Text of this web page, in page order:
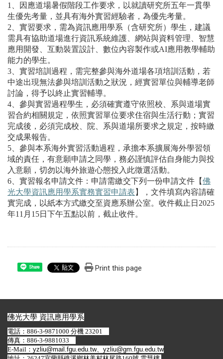
1、因應道場暑假階段工作要求，以就讀研究所五年一貫學
生優先考量，並具有海外實習經驗者，為優先考量。
2、實習要求，需為資訊應用學系（含研究所）學生，建議
需具有協助道場進行資訊系統維護、網站與資料管理、智慧
應用開發、互動裝置設計、數位內容製作或AI應用教學輔助
能力的學生。
3、實習培訓過程，需完整參與海外道場各項培訓活動，若
中途出現無法參與培訓活動之狀況，經實習單位與輔導老師
討論，得予以終止實習輔導。
4、參與實習過程學生，必須確實遵守依照校、系與道場實
習合約相關規定，依照實習單位要求住宿與生活行動；實習
完成後，必須完成校、院、系與道場所要求之規定，按時繳
交成果報告。
5、參與本系海外實習活動過程，承擔本系擴展海外學習領
域的責任，有意願申請之同學，務必謹慎評估自身能力與投
入意願，切勿以海外旅遊心態投入此徵選活動。
6、實習報名申請文件：申請需繳交下列一份申請文件【佛
光大學資訊應用學系實務實習申請表 】，文件填寫內容請確
實完成，以紙本方式繳交至資應系辦公室。收件截止日2025
年11月15日下午五點以前，截止收件。
Share Print this page
佛光大學 資訊應用學系
電話：886-3-9871000 分機 23201
傳真：886-3-9881033
E-Mail： yzliu@mail.fgu.edu.tw
yzliu@gm.fgu.edu.tw